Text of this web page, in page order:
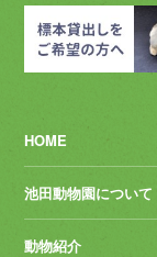
HOME
池田動物園について
動物紹介